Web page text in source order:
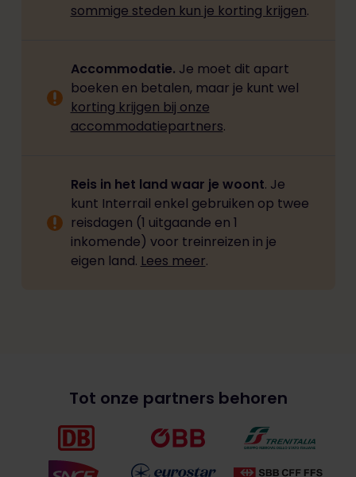
sommige steden kun je korting krijgen.
Accommodatie. Je moet dit apart
boeken en betalen, maar je kunt wel
korting krijgen bij onze
accommodatiepartners.
Reis in het land waar je woont. Je
kunt Interrail enkel gebruiken op twee
reisdagen (1 uitgaande en 1
inkomende) voor treinreizen in je
eigen land. Lees meer.
Tot onze partners behoren